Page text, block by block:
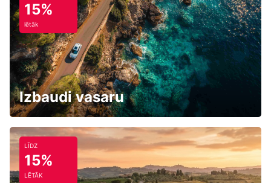
15%
lētāk
Izbaudi vasaru
LĪDZ
15%
LĒTĀK